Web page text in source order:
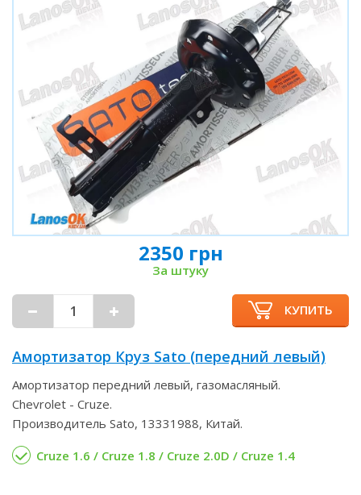
2350 грн
За штуку
КУПИТЬ
Амортизатор Круз Sato (передний левый)
Амортизатор передний левый, газомасляный.
Chevrolet - Cruze.
Производитель Sato, 13331988, Китай.
Cruze 1.6 / Cruze 1.8 / Cruze 2.0D / Cruze 1.4